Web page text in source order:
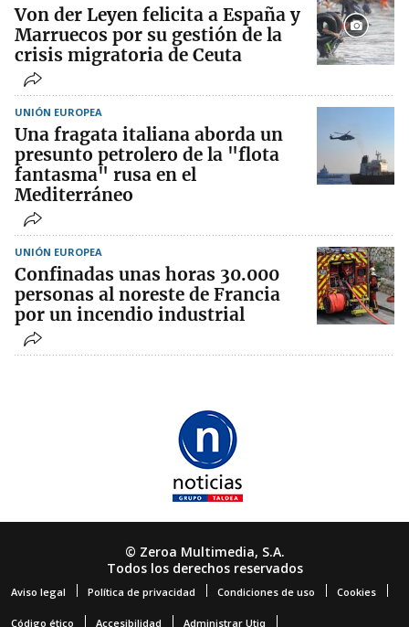
Von der Leyen felicita a España y
Marruecos por su gestión de la
crisis migratoria de Ceuta
UNIÓN EUROPEA
Una fragata italiana aborda un
presunto petrolero de la "flota
fantasma" rusa en el
Mediterráneo
UNIÓN EUROPEA
Confinadas unas horas 30.000
personas al noreste de Francia
por un incendio industrial
© Zeroa Multimedia, S.A.
Todos los derechos reservados
Aviso legal Política de privacidad Condiciones de uso Cookies
Código ético Accesibilidad Administrar Utiq